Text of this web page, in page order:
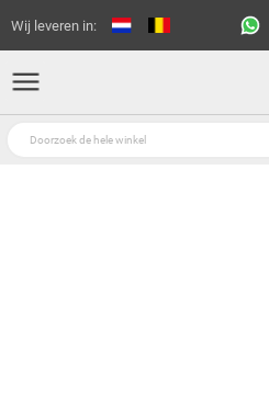
Wij leveren in: